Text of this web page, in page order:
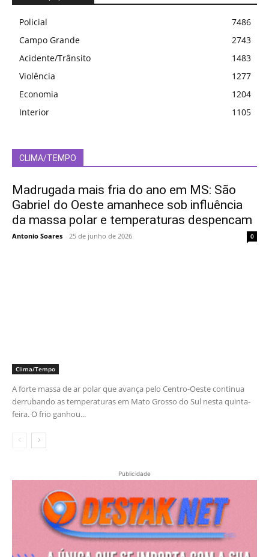
Policial
7486
Campo Grande
2743
Acidente/Trânsito
1483
Violência
1277
Economia
1204
Interior
1105
CLIMA/TEMPO
Madrugada mais fria do ano em MS: São
Gabriel do Oeste amanhece sob influência
da massa polar e temperaturas despencam
Antonio Soares - 25 de junho de 2026 0
Clima/Tempo
A forte massa de ar polar que avança pelo Centro-Oeste continua
derrubando as temperaturas em Mato Grosso do Sul nesta quinta-
feira. O frio ganhou...
Publicidade